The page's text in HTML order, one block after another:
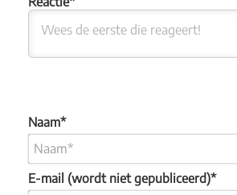
Naam*
E-mail (wordt niet gepubliceerd)*